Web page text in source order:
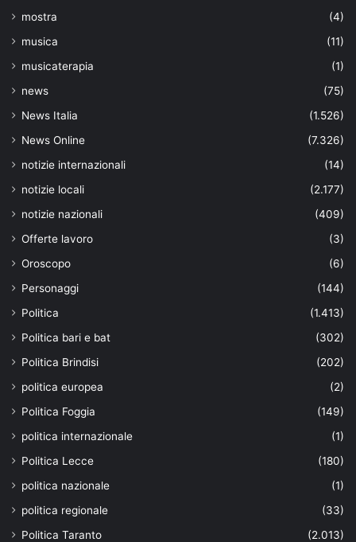
mostra
(4)
musica
(11)
musicaterapia
(1)
news
(75)
News Italia
(1.526)
News Online
(7.326)
notizie internazionali
(14)
notizie locali
(2.177)
notizie nazionali
(409)
Offerte lavoro
(3)
Oroscopo
(6)
Personaggi
(144)
Politica
(1.413)
Politica bari e bat
(302)
Politica Brindisi
(202)
politica europea
(2)
Politica Foggia
(149)
politica internazionale
(1)
Politica Lecce
(180)
politica nazionale
(1)
politica regionale
(33)
Politica Taranto
(2.013)